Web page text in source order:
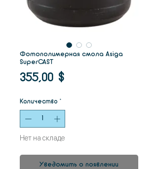
Фотополимерная смола Asiga
SuperCAST
355,00 $Цена
Количество *
Нет на складе
Уведомить о появлении